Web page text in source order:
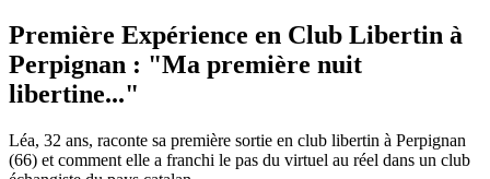
Première Expérience en Club Libertin à
Perpignan : "Ma première nuit
libertine..."
Léa, 32 ans, raconte sa première sortie en club libertin à Perpignan
(66) et comment elle a franchi le pas du virtuel au réel dans un club